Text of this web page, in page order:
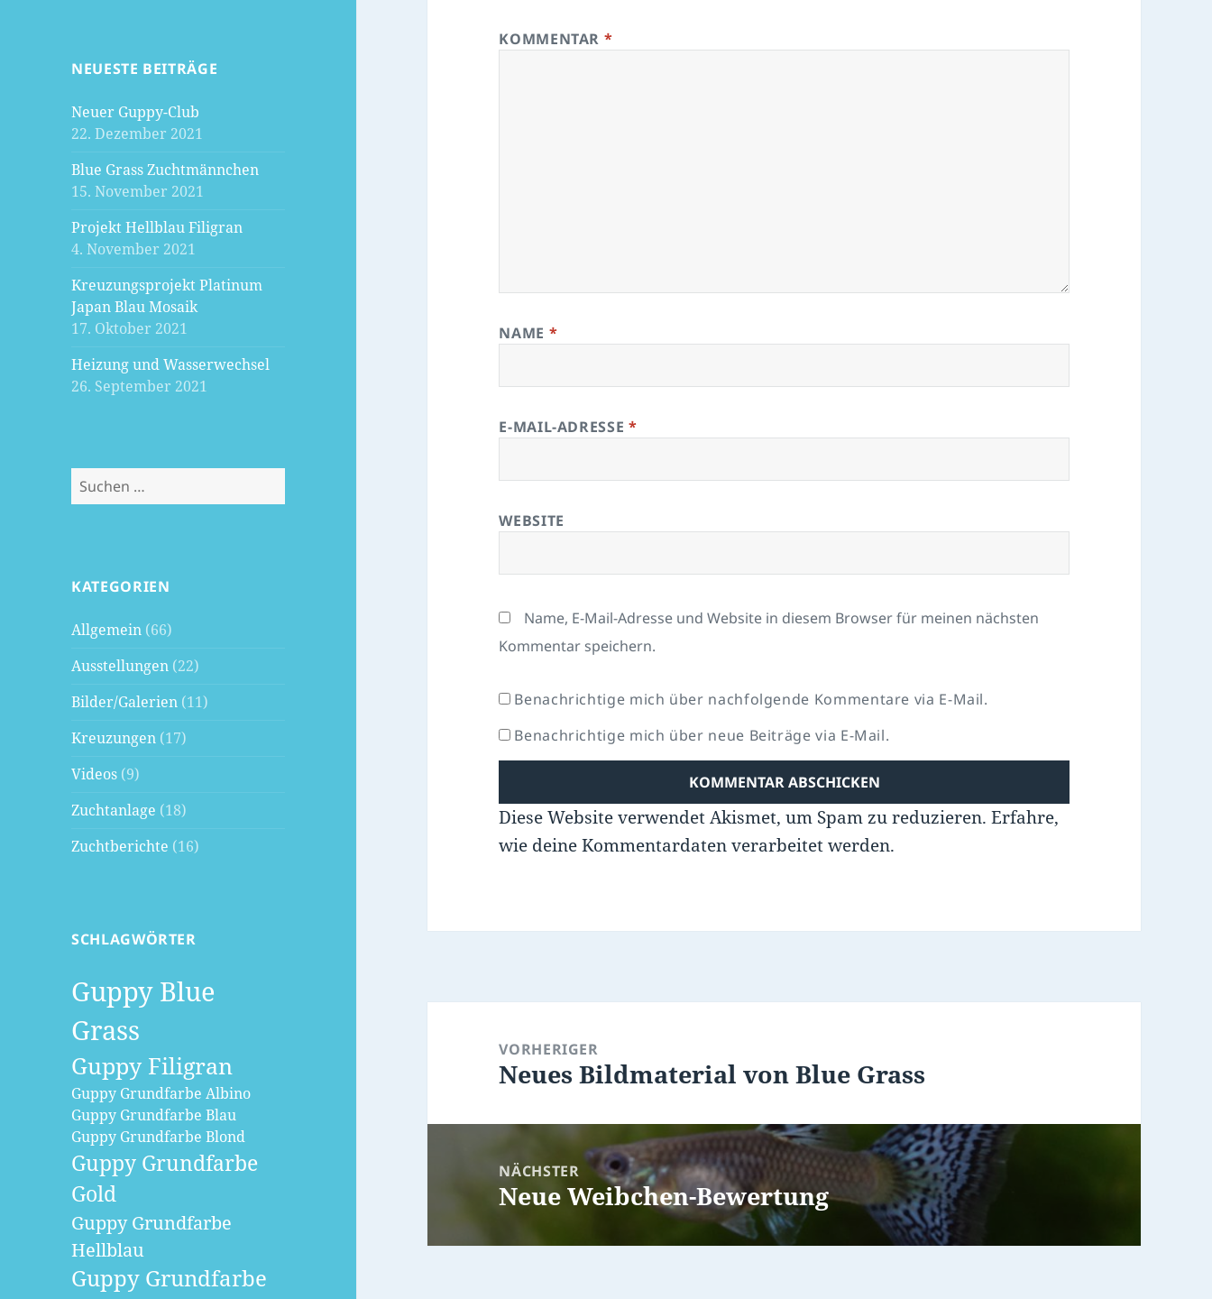
NEUESTE BEITRÄGE
Neuer Guppy-Club
22. Dezember 2021
Blue Grass Zuchtmännchen
15. November 2021
Projekt Hellblau Filigran
4. November 2021
Kreuzungsprojekt Platinum
Japan Blau Mosaik
17. Oktober 2021
Heizung und Wasserwechsel
26. September 2021
Suchen
nach:
KATEGORIEN
Allgemein (66)
Ausstellungen (22)
Bilder/Galerien (11)
Kreuzungen (17)
Videos (9)
Zuchtanlage (18)
Zuchtberichte (16)
SCHLAGWÖRTER
Guppy Blue
Grass
Guppy Filigran
Guppy Grundfarbe Albino
Guppy Grundfarbe Blau
Guppy Grundfarbe Blond
Guppy Grundfarbe
Gold
Guppy Grundfarbe
Hellblau
Guppy Grundfarbe
KOMMENTAR *
NAME *
E-MAIL-ADRESSE *
WEBSITE
Name, E-Mail-Adresse und Website in diesem Browser für meinen nächsten
Kommentar speichern.
Benachrichtige mich über nachfolgende Kommentare via E-Mail.
Benachrichtige mich über neue Beiträge via E-Mail.
Diese Website verwendet Akismet, um Spam zu reduzieren.Erfahre,
wie deine Kommentardaten verarbeitet werden.
VORHERIGER
Vorheriger
Neues Bildmaterial von Blue Grass
NÄCHSTER
Nächster
Neue Weibchen-Bewertung